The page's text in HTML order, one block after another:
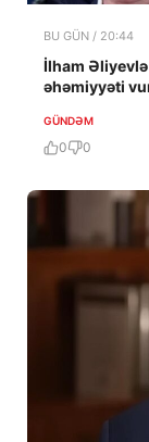
BU GÜN / 20:44
İlham Əliyevlə
əhəmiyyəti
GÜNDƏM
0 0